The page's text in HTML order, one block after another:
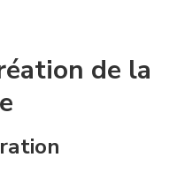
de la